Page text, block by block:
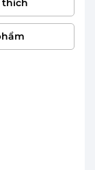
thích